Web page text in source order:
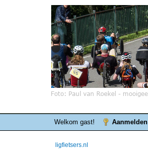
Welkom gast! Aanmelden
ligfietsers.nl